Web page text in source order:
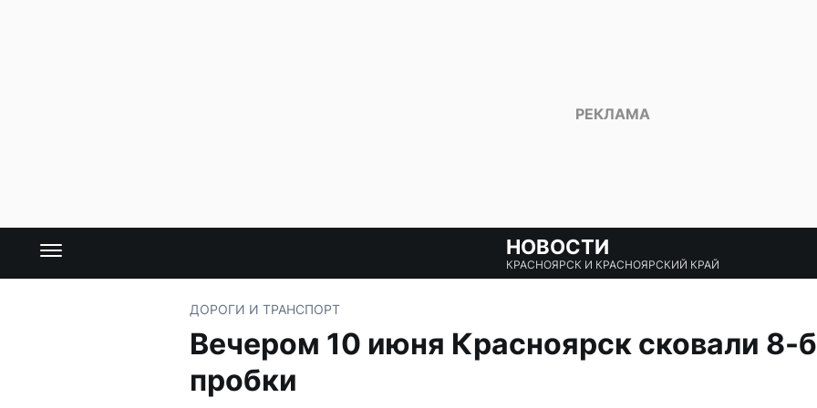
НОВОСТИ
КРАСНОЯРСК И КРАСНОЯРСКИЙ КРАЙ
ДОРОГИ И ТРАНСПОРТ
Вечером 10 июня Красноярск сковали 8-
пробки